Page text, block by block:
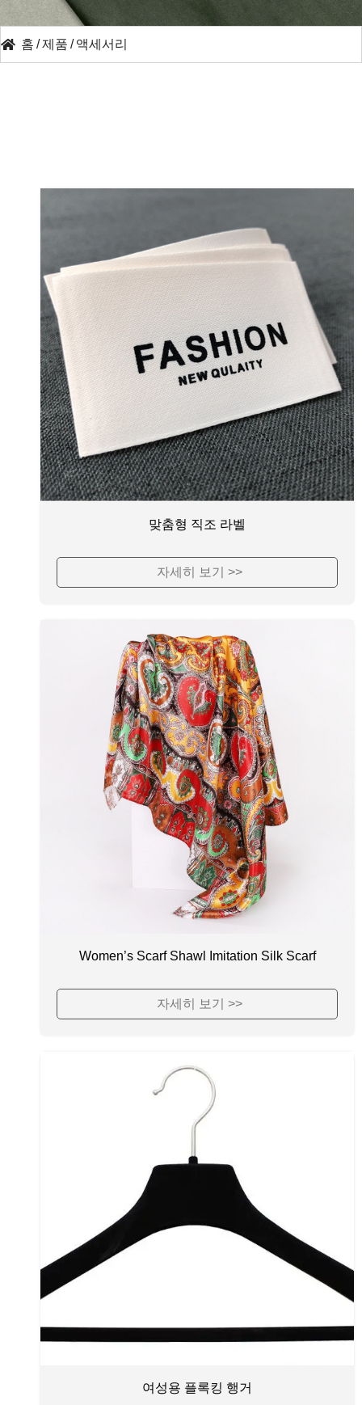
홈 /제품 / 액세서리
맞춤형 직조 라벨
자세히 보기 >>
Women’s Scarf Shawl Imitation Silk Scarf
자세히 보기 >>
여성용 플록킹 행거